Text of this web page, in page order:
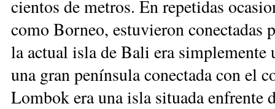
cientos de metros. En repetidas
como Borneo, estuvieron conectadas
la actual isla de Bali era
una gran península conectada con el
Lombok era una isla situada enfrente